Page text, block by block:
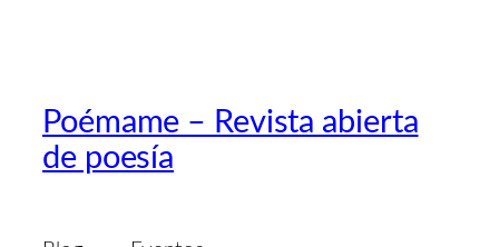
Poémame – Revista abierta
de poesía